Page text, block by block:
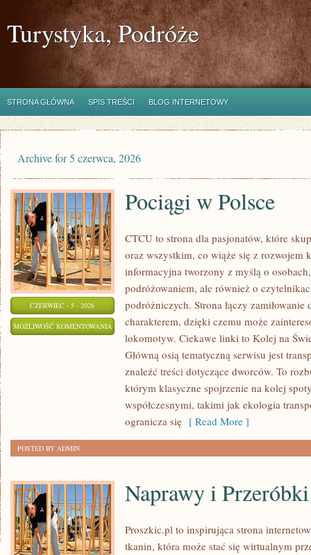
Turystyka, Podróże
STRONA GŁÓWNA SPIS TREŚCI BLOG INTERNETOWY
Archive for 5 czerwca, 2026
CZERWIEC - 5 - 2026
MOŻLIWOŚĆ KOMENTOWANIA POCIĄGI
POLSCE
Pociągi w Polsce
CTCU to strona dla pasjonatów, które
oraz wszystkim, co wiąże się z rozwojem
informacyjna tworzony z myślą o
podróżowaniem, ale również o
podróżniczych. Strona łączy
charakterem, dzięki czemu może
lokomotyw. Ciekawe linki to Kolej na
Główną osią tematyczną serwisu jest
znaleźć treści dotyczące dworców. To
którym klasyczne spojrzenie na kolej
współczesnymi, takimi jak ekologia
ogranicza się [ Read More ]
POSTED BY ADMIN
Naprawy i Przeróbki
Proszkic.pl to inspirująca strona
tkanin, która może stać się wirtualnym